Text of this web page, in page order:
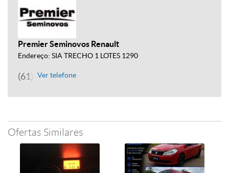
Premier Seminovos Renault
Endereço: SIA TRECHO 1 LOTES 1290
(61) 3961-9000
Ver telefone
Ofertas Similares